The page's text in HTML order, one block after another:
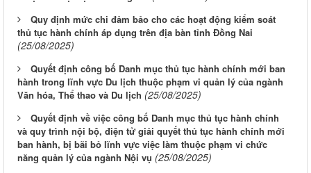
Quy định mức chi đảm bảo cho các hoạt động kiểm soát
thủ tục hành chính áp dụng trên địa bàn tỉnh Đồng Nai
(25/08/2025)
Quyết định công bố Danh mục thủ tục hành chính mới ban
hành trong lĩnh vực Du lịch thuộc phạm vi quản lý của ngành
Văn hóa, Thể thao và Du lịch (25/08/2025)
Quyết định về việc công bố Danh mục thủ tục hành chính
và quy trình nội bộ, điện tử giải quyết thủ tục hành chính mới
ban hành, bị bãi bỏ lĩnh vực việc làm thuộc phạm vi chức
năng quản lý của ngành Nội vụ (25/08/2025)